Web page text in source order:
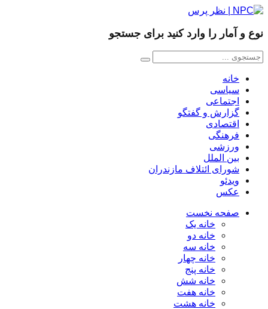
نوع و آمار را وارد کنید برای جستجو
خانه
سیاسی
اجتماعی
گزارش و گفتگو
اقتصادی
فرهنگی
ورزشی
بین الملل
شورای ائتلاف مازندران
ویدئو
عکس
صفحه نخست
خانه یک
خانه دو
خانه سه
خانه چهار
خانه پنج
خانه شش
خانه هفت
خانه هشت